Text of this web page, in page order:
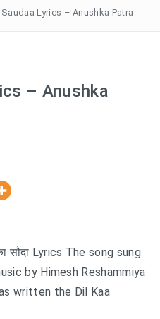
Lyrics – Anushka Patra
– Anushka
सौदा Lyrics The song sung
by Himesh Reshammiya
written the Dil Kaa